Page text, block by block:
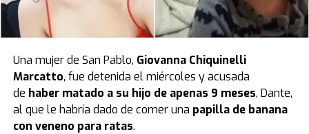
Una mujer de San Pablo, Giovanna Chiquinelli
Marcatto, fue detenida el miércoles y acusada
de haber matado a su hijo de apenas 9 meses, Dante,
al que le habría dado de comer una papilla de banana
con veneno para ratas.